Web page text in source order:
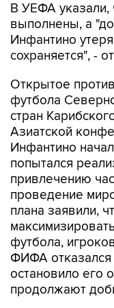
В УЕФА указали,
выполнены, а
Инфантино
сохраняется", -
Открытое
футбола
стран
Азиатской
Инфантино
попытался
привлечению
проведение
плана заявили,
футбола,
ФИФА отказался
остановило его
продолжают